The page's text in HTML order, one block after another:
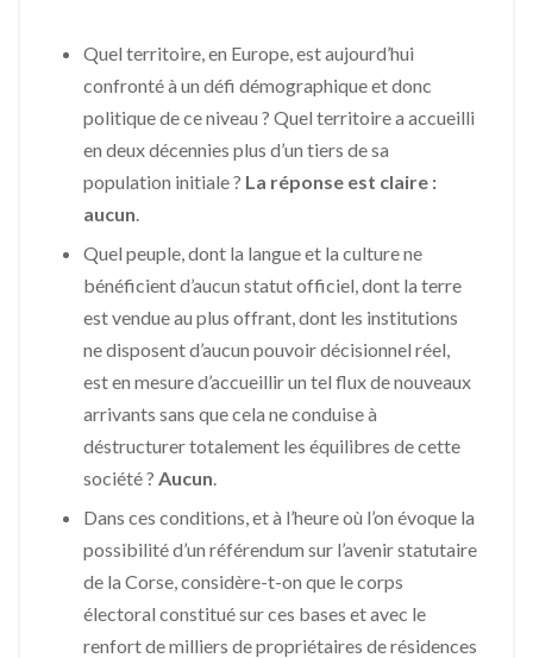
Quel territoire, en Europe, est aujourd’hui
confronté à un défi démographique et donc
politique de ce niveau ? Quel territoire a accueilli
en deux décennies plus d’un tiers de sa
population initiale ? La réponse est claire :
aucun
Quel peuple, dont la langue et la culture ne
bénéficient d’aucun statut officiel, dont la terre
est vendue au plus offrant, dont les institutions
ne disposent d’aucun pouvoir décisionnel réel,
est en mesure d’accueillir un tel flux de nouveaux
arrivants sans que cela ne conduise à
déstructurer totalement les équilibres de cette
société ? Aucun
Dans ces conditions, et à l’heure où l’on évoque la
possibilité d’un référendum sur l’avenir statutaire
de la Corse, considère-t-on que le corps
électoral constitué sur ces bases et avec le
renfort de milliers de propriétaires de résidences